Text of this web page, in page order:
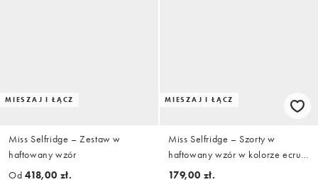
MIESZAJ I ŁĄCZ
Miss Selfridge – Zestaw w
haftowany wzór
Od 418,00 zł.
MIESZAJ I ŁĄCZ
Miss Selfridge – Szorty w
haftowany wzór w kolorze ecru,
część zestawu
179,00 zł.